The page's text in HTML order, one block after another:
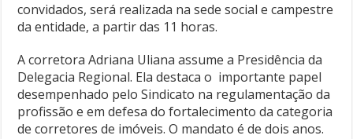
convidados, será realizada na sede social e campestre
da entidade, a partir das 11 horas.
A corretora Adriana Uliana assume a Presidência da
Delegacia Regional. Ela destaca o importante papel
desempenhado pelo Sindicato na regulamentação da
profissão e em defesa do fortalecimento da categoria
de corretores de imóveis. O mandato é de dois anos.